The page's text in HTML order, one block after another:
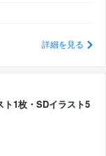
詳細を見る
1枚・SDイラスト5